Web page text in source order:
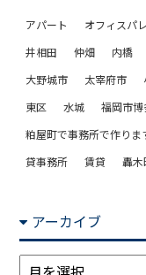
アパート オフィスパ
井相田
仲畑 内橋
大野城市
太宰府市
東区
水城 福岡市博
粕屋町で事務所で作りま
貸事務所
賃貸 轟木
アーカイブ
ア